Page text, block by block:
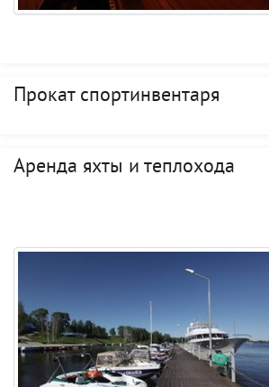
Прокат спортинвентаря
Аренда яхты и теплохода